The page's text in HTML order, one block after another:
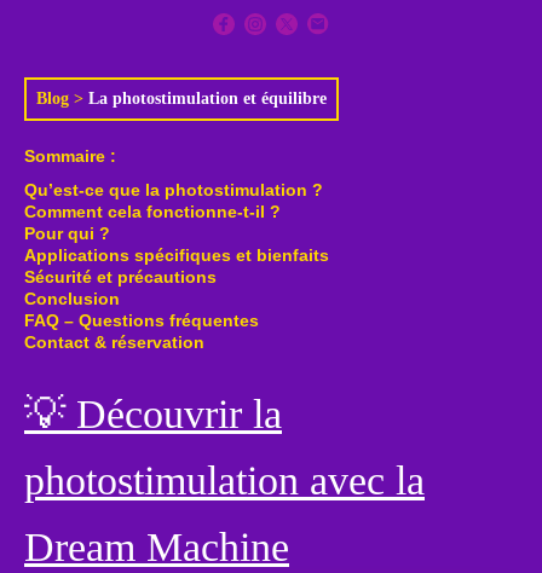
Blog > La photostimulation et équilibre
Sommaire :
Qu’est-ce que la photostimulation ?
Comment cela fonctionne-t-il ?
Pour qui ?
Applications spécifiques et bienfaits
Sécurité et précautions
Conclusion
FAQ – Questions fréquentes
Contact & réservation
💡 Découvrir la
photostimulation avec la
Dream Machine